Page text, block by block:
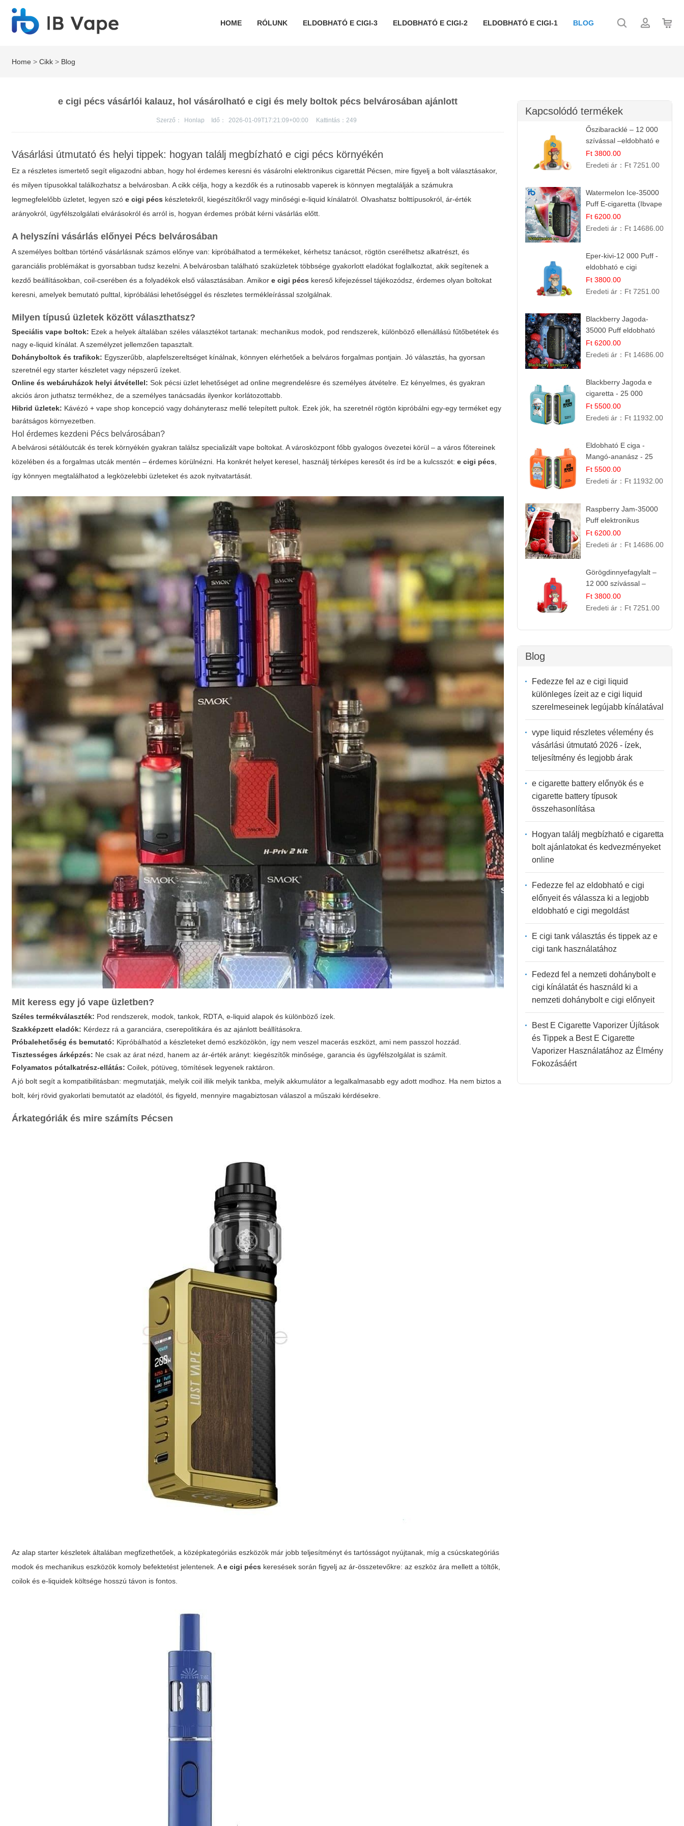
HOME RÓLUNK ELDOBHATÓ E CIGI-3 ELDOBHATÓ E CIGI-2 ELDOBHATÓ E CIGI-1 BLOG
Home >Cikk > Blog
e cigi pécs vásárlói kalauz, hol vásárolható e cigi és mely boltok pécs belvárosában ajánlott
Szerző： Honlap Idő： 2026-01-09T17:21:09+00:00 Kattintás：249
Vásárlási útmutató és helyi tippek: hogyan találj megbízható e cigi pécs környékén
Ez a részletes ismertető segít eligazodni abban, hogy hol érdemes keresni és vásárolni elektronikus cigarettát Pécsen, mire figyelj a bolt választásakor,
és milyen típusokkal találkozhatsz a belvárosban. A cikk célja, hogy a kezdők és a rutinosabb vaperek is könnyen megtalálják a számukra
legmegfelelőbb üzletet, legyen szóe cigi pécs készletekről, kiegészítőkről vagy minőségi e-liquid kínálatról. Olvashatsz bolttípusokról, ár-érték
arányokról, ügyfélszolgálati elvárásokról és arról is, hogyan érdemes próbát kérni vásárlás előtt.
A helyszíni vásárlás előnyei Pécs belvárosában
A személyes boltban történő vásárlásnak számos előnye van: kipróbálhatod a termékeket, kérhetsz tanácsot, rögtön cserélhetsz alkatrészt, és
garanciális problémákat is gyorsabban tudsz kezelni. A belvárosban található szaküzletek többsége gyakorlott eladókat foglalkoztat, akik segítenek a
kezdő beállításokban, coil-cserében és a folyadékok első választásában. Amikore cigi pécs kereső kifejezéssel tájékozódsz, érdemes olyan boltokat
keresni, amelyek bemutató pulttal, kipróbálási lehetőséggel és részletes termékleírással szolgálnak.
Milyen típusú üzletek között választhatsz?
Speciális vape boltok: Ezek a helyek általában széles választékot tartanak: mechanikus modok, pod rendszerek, különböző ellenállású fűtőbetétek és
nagy e-liquid kínálat. A személyzet jellemzően tapasztalt.
Dohányboltok és trafikok: Egyszerűbb, alapfelszereltséget kínálnak, könnyen elérhetőek a belváros forgalmas pontjain. Jó választás, ha gyorsan
szeretnél egy starter készletet vagy népszerű ízeket.
Online és webáruházok helyi átvétellel: Sok pécsi üzlet lehetőséget ad online megrendelésre és személyes átvételre. Ez kényelmes, és gyakran
akciós áron juthatsz termékhez, de a személyes tanácsadás ilyenkor korlátozottabb.
Hibrid üzletek: Kávézó + vape shop koncepció vagy dohányterasz mellé telepített pultok. Ezek jók, ha szeretnél rögtön kipróbálni egy-egy terméket egy
barátságos környezetben.
Hol érdemes kezdeni Pécs belvárosában?
A belvárosi sétálóutcák és terek környékén gyakran találsz specializált vape boltokat. A városközpont főbb gyalogos övezetei körül – a város főtereinek
közelében és a forgalmas utcák mentén – érdemes körülnézni. Ha konkrét helyet keresel, használj térképes keresőt és írd be a kulcsszót:e cigi pécs
így könnyen megtalálhatod a legközelebbi üzleteket és azok nyitvatartását.
Mit keress egy jó vape üzletben?
Széles termékválaszték: Pod rendszerek, modok, tankok, RDTА, e-liquid alapok és különböző ízek.
Szakképzett eladók: Kérdezz rá a garanciára, cserepolitikára és az ajánlott beállításokra.
Próbalehetőség és bemutató: Kipróbálhatód a készleteket demó eszközökön, így nem veszel macerás eszközt, ami nem passzol hozzád.
Tisztességes árképzés: Ne csak az árat nézd, hanem az ár-érték arányt: kiegészítők minősége, garancia és ügyfélszolgálat is számít.
Folyamatos pótalkatrész-ellátás: Coilek, pótüveg, tömítések legyenek raktáron.
A jó bolt segít a kompatibilitásban: megmutatják, melyik coil illik melyik tankba, melyik akkumulátor a legalkalmasabb egy adott modhoz. Ha nem biztos a
bolt, kérj rövid gyakorlati bemutatót az eladótól, és figyeld, mennyire magabiztosan válaszol a műszaki kérdésekre.
Árkategóriák és mire számíts Pécsen
Az alap starter készletek általában megfizethetőek, a középkategóriás eszközök már jobb teljesítményt és tartósságot nyújtanak, míg a csúcskategóriás
modok és mechanikus eszközök komoly befektetést jelentenek. Ae cigi pécs keresések során figyelj az ár-összetevőkre: az eszköz ára mellett a töltők,
coilok és e-liquidek költsége hosszú távon is fontos.
Kapcsolódó termékek
Őszibaracklé – 12 000
szívással –eldobható e
cigi
Ft 3800.00
Eredeti ár： Ft 7251.00
Watermelon Ice-35000
Puff E-cigaretta (Ibvape
Bar)
Ft 6200.00
Eredeti ár： Ft 14686.00
Eper-kivi-12 000 Puff -
eldobható e cigi
Ft 3800.00
Eredeti ár： Ft 7251.00
Blackberry Jagoda-
35000 Puff eldobható
vape
Ft 6200.00
Eredeti ár： Ft 14686.00
Blackberry Jagoda e
cigaretta - 25 000
szívás
Ft 5500.00
Eredeti ár： Ft 11932.00
Eldobható E ciga -
Mangó-ananász - 25
000 befújás
Ft 5500.00
Eredeti ár： Ft 11932.00
Raspberry Jam-35000
Puff elektronikus
cigaretta (Ibvape Bar)
Ft 6200.00
Eredeti ár： Ft 14686.00
Görögdinnyefagylalt –
12 000 szívással –
eldobható elektromos
cigi
Ft 3800.00
Eredeti ár： Ft 7251.00
Blog
Fedezze fel az e cigi liquid
különleges ízeit az e cigi liquid
szerelmeseinek legújabb kínálatával
vype liquid részletes vélemény és
vásárlási útmutató 2026 - ízek,
teljesítmény és legjobb árak
e cigarette battery előnyök és e
cigarette battery típusok
összehasonlítása
Hogyan találj megbízható e cigaretta
bolt ajánlatokat és kedvezményeket
online
Fedezze fel az eldobható e cigi
előnyeit és válassza ki a legjobb
eldobható e cigi megoldást
E cigi tank választás és tippek az e
cigi tank használatához
Fedezd fel a nemzeti dohánybolt e
cigi kínálatát és használd ki a
nemzeti dohánybolt e cigi előnyeit
Best E Cigarette Vaporizer Újítások
és Tippek a Best E Cigarette
Vaporizer Használatához az Élmény
Fokozásáért